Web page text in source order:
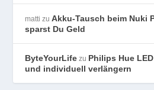
matti zuAkku-Tausch beim Nuki
sparst Du Geld
ByteYourLife zu Philips Hue
und individuell verlängern